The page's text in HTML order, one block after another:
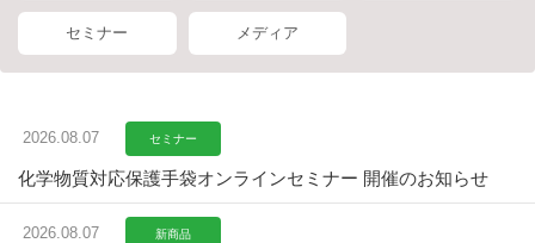
セミナー メディア
2026.08.07 セミナー
化学物質対応保護手袋オンラインセミナー 開催のお知らせ
2026.08.07 新商品